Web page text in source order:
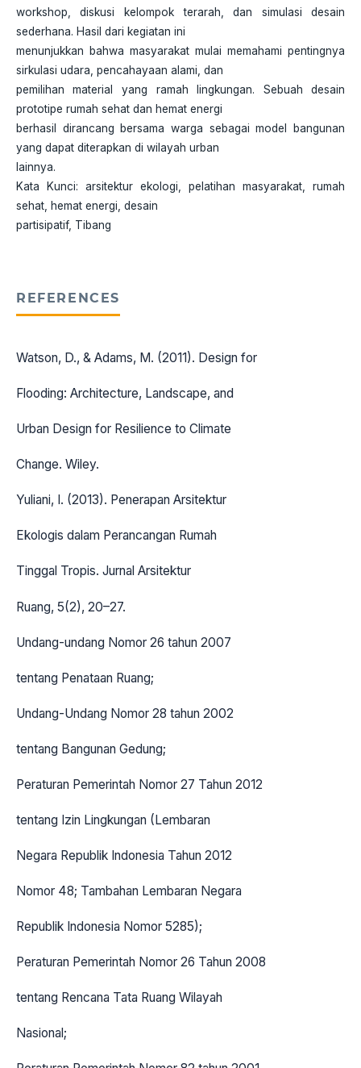
workshop, diskusi kelompok terarah, dan simulasi desain
sederhana. Hasil dari kegiatan ini
menunjukkan bahwa masyarakat mulai memahami pentingnya
sirkulasi udara, pencahayaan alami, dan
pemilihan material yang ramah lingkungan. Sebuah desain
prototipe rumah sehat dan hemat energi
berhasil dirancang bersama warga sebagai model bangunan
yang dapat diterapkan di wilayah urban
lainnya.
Kata Kunci: arsitektur ekologi, pelatihan masyarakat, rumah
sehat, hemat energi, desain
partisipatif, Tibang
REFERENCES
Watson, D., & Adams, M. (2011). Design for
Flooding: Architecture, Landscape, and
Urban Design for Resilience to Climate
Change. Wiley.
Yuliani, I. (2013). Penerapan Arsitektur
Ekologis dalam Perancangan Rumah
Tinggal Tropis. Jurnal Arsitektur
Ruang, 5(2), 20–27.
Undang-undang Nomor 26 tahun 2007
tentang Penataan Ruang;
Undang-Undang Nomor 28 tahun 2002
tentang Bangunan Gedung;
Peraturan Pemerintah Nomor 27 Tahun 2012
tentang Izin Lingkungan (Lembaran
Negara Republik Indonesia Tahun 2012
Nomor 48; Tambahan Lembaran Negara
Republik Indonesia Nomor 5285);
Peraturan Pemerintah Nomor 26 Tahun 2008
tentang Rencana Tata Ruang Wilayah
Nasional;